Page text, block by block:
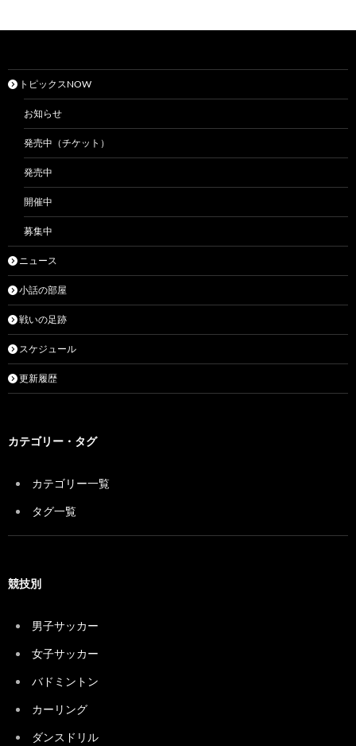
トピックスNOW
お知らせ
発売中（チケット）
発売中
開催中
募集中
ニュース
小話の部屋
戦いの足跡
スケジュール
更新履歴
カテゴリー・タグ
カテゴリー一覧
タグ一覧
競技別
男子サッカー
女子サッカー
バドミントン
カーリング
ダンスドリル